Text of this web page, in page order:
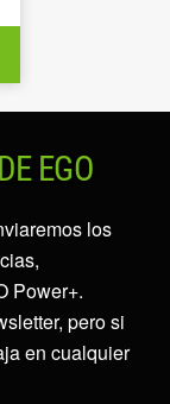
EGO
los
Power+.
pero si
en cualquier